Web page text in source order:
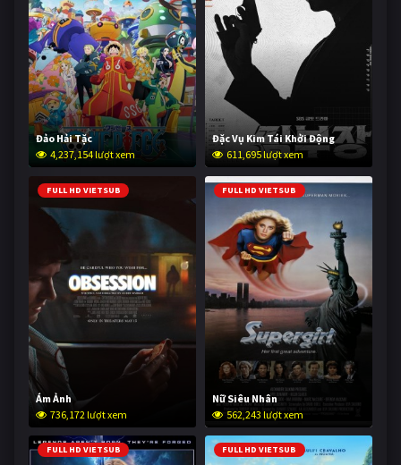
Đảo Hải Tặc
4,237,154 lượt xem
Đặc Vụ Kim Tái Khởi Động
611,695 lượt xem
FULL HD VIETSUB
Ám Ảnh
736,172 lượt xem
FULL HD VIETSUB
Nữ Siêu Nhân
562,243 lượt xem
FULL HD VIETSUB FULL HD VIETSUB